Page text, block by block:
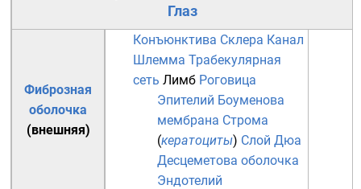
Глаз
Фиброзная
оболочка
(внешняя)
Конъюнктива Склера Канал
Шлемма Трабекулярная
сеть Лимб Роговица
Эпителий Боуменова
мембрана Строма
(кератоциты) Слой Дюа
Десцеметова оболочка
Эндотелий